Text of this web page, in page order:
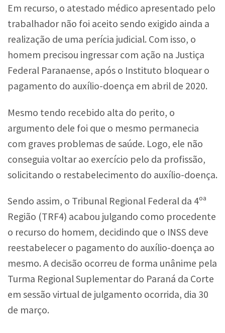
Em recurso, o atestado médico apresentado pelo
trabalhador não foi aceito sendo exigido ainda a
realização de uma perícia judicial. Com isso, o
homem precisou ingressar com ação na Justiça
Federal Paranaense, após o Instituto bloquear o
pagamento do auxílio-doença em abril de 2020.
Mesmo tendo recebido alta do perito, o
argumento dele foi que o mesmo permanecia
com graves problemas de saúde. Logo, ele não
conseguia voltar ao exercício pelo da profissão,
solicitando o restabelecimento do auxílio-doença.
Sendo assim, o Tribunal Regional Federal da 4ºª
Região (TRF4) acabou julgando como procedente
o recurso do homem, decidindo que o INSS deve
reestabelecer o pagamento do auxílio-doença ao
mesmo. A decisão ocorreu de forma unânime pela
Turma Regional Suplementar do Paraná da Corte
em sessão virtual de julgamento ocorrida, dia 30
de março.